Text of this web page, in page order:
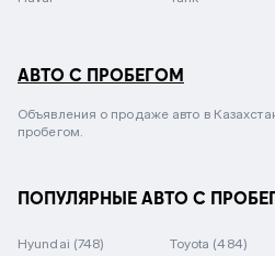
АВТО С ПРОБЕГОМ
Объявления о продаже авто в
пробегом.
ПОПУЛЯРНЫЕ АВТО С
Hyundai (748) Toyota (484)